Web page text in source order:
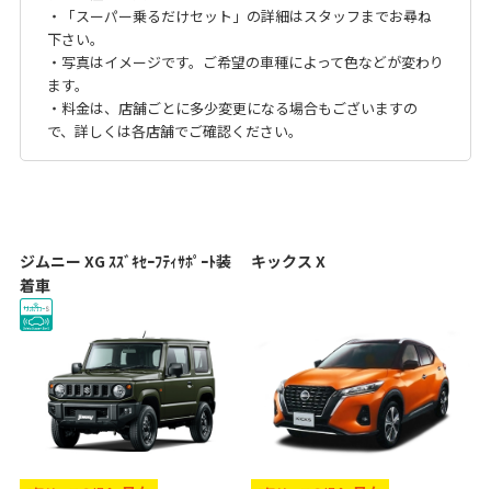
・「スーパー乗るだけセット」の詳細はスタッフまでお尋ね
下さい。
・写真はイメージです。ご希望の車種によって色などが変わり
ます。
・料金は、店舗ごとに多少変更になる場合もございますの
で、詳しくは各店舗でご確認ください。
ジムニー XG ｽｽﾞｷｾｰﾌﾃｨｻﾎﾟｰﾄ装
着車
キックス X